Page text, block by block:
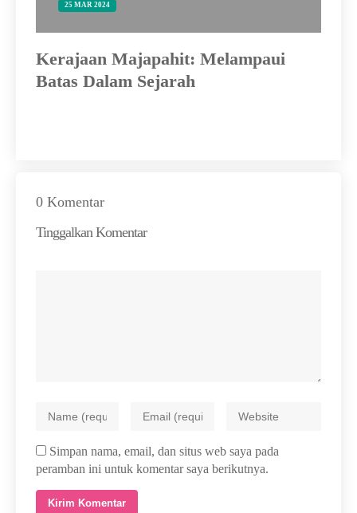
25 MAR 2024
Kerajaan Majapahit: Melampaui
Batas Dalam Sejarah
0 Komentar
Tinggalkan Komentar
Simpan nama, email, dan situs web saya pada
peramban ini untuk komentar saya berikutnya.